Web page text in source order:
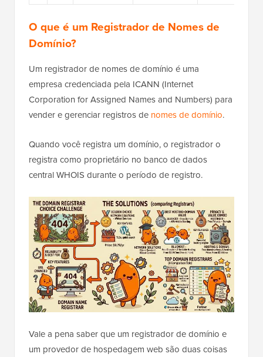
O que é um Registrador de Nomes de
Domínio?
Um registrador de nomes de domínio é uma
empresa credenciada pela ICANN (Internet
Corporation for Assigned Names and Numbers) para
vender e gerenciar registros de nomes de domínio.
Quando você registra um domínio, o registrador o
registra como proprietário no banco de dados
central WHOIS durante o período de registro.
Vale a pena saber que um registrador de domínio e
um provedor de hospedagem web são duas coisas